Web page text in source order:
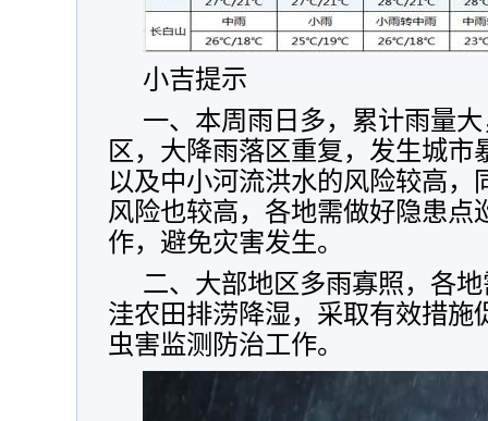
小吉提示
一、本周雨日多，累计雨量
区，大降雨落区重复，发生城市
以及中小河流洪水的风险较高，
风险也较高，各地需做好隐患点
作，避免灾害发生。
二、大部地区多雨寡照，各
洼农田排涝降湿，采取有效措施
虫害监测防治工作。